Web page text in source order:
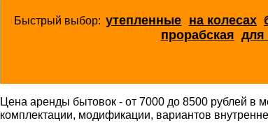
Быстрый выбор: утепленные на колесах
прорабская для
Цена аренды бытовок - от 7000 до 8500 рублей в
комплектации, модификации, вариантов